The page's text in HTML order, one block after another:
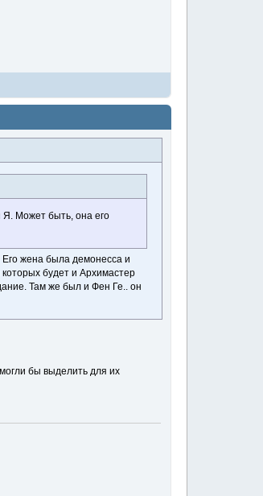
Я. Может быть, она его
Его жена была демонесса и
будет и Архимастер
Там же был и Фен Ге.. он
бы выделить для их